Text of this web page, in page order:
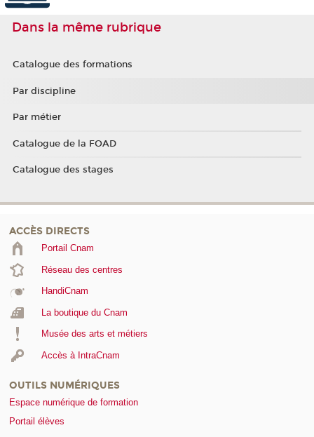
Dans la même rubrique
Catalogue des formations
Par discipline
Par métier
Catalogue de la FOAD
Catalogue des stages
ACCÈS DIRECTS
Portail Cnam
Réseau des centres
HandiCnam
La boutique du Cnam
Musée des arts et métiers
Accès à IntraCnam
OUTILS NUMÉRIQUES
Espace numérique de formation
Portail élèves